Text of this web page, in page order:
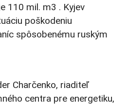
110 mil. m3 . Kyjev
poškodeniu
spôsobenému ruským
Charčenko, riaditeľ
centra pre energetiku,